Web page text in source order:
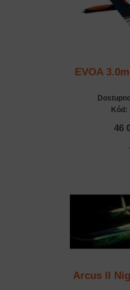
EVOA
Kód:
46
Arcus II